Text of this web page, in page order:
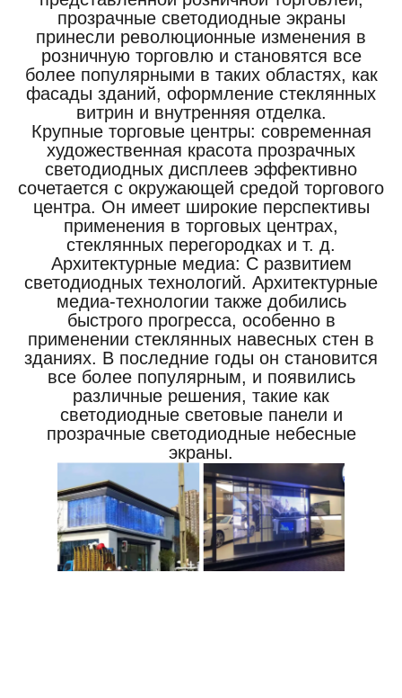
прозрачные светодиодные экраны
принесли революционные изменения в
розничную торговлю и становятся все
более популярными в таких областях, как
фасады зданий, оформление стеклянных
витрин и внутренняя отделка.
Крупные торговые центры: современная
художественная красота прозрачных
светодиодных дисплеев эффективно
сочетается с окружающей средой торгового
центра. Он имеет широкие перспективы
применения в торговых центрах,
стеклянных перегородках и т. д.
Архитектурные медиа: С развитием
светодиодных технологий. Архитектурные
медиа-технологии также добились
быстрого прогресса, особенно в
применении стеклянных навесных стен в
зданиях. В последние годы он становится
все более популярным, и появились
различные решения, такие как
светодиодные световые панели и
прозрачные светодиодные небесные
экраны.